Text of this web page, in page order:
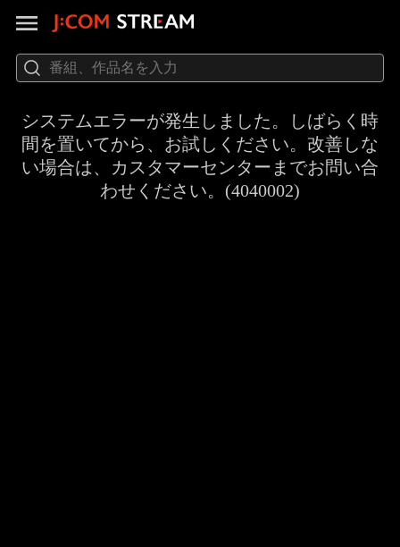
システムエラーが発生しました。しばらく時
間を置いてから、お試しください。改善しな
い場合は、カスタマーセンターまでお問い合
わせください。(4040002)